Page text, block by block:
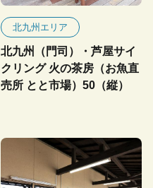
北九州エリア
北九州（門司）・芦屋サイ
クリング 火の茶房（お魚直
売所 とと市場）50（縦）